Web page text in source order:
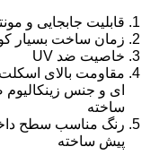
قابلیت جابجایی و
زمان ساخت بسیار
خاصیت ضد UV
مقاومت بالای
ای و جنس
ساخته
رنگ مناسب سطح
پیش ساخته